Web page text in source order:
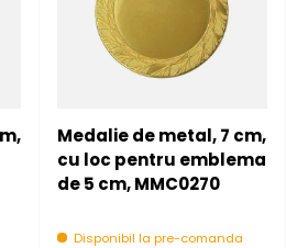
Medalie de metal, 7 cm,
cu loc pentru emblema
de 5 cm, MMC0270
Disponibil la pre-comanda